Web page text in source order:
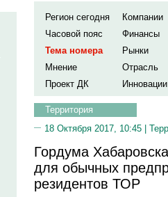
Регион сегодня
Компании
Часовой пояс
Финансы
Тема номера
Рынки
Мнение
Отрасль
Проект ДК
Инновации
Территория
18 Октября 2017, 10:45 |
Гордума
для обычных
резидентов ТОР